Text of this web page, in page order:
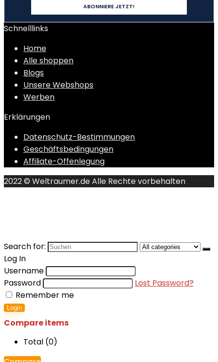
Schnelllinks
Home
Alle shoppen
Blogs
Unsere Webshops
Werben
Erklärungen
Datenschutz-Bestimmungen
Geschäftsbedingungen
Affiliate-Offenlegung
2022 © Weltraumer.de Alle Rechte vorbehalten
Search for:
Log In
Username
Password
Lost Password?
Remember me
Login
Compare items
Total (0)